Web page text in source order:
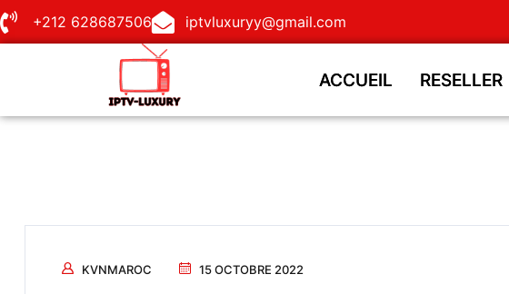
+212 628687506 iptvluxuryy@gmail.com
ACCUEIL RESELLER
ACCUEIL RESELLER
KVNMAROC 15 OCTOBRE 2022